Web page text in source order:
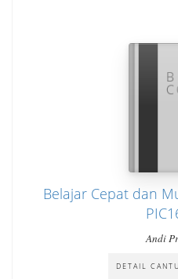
Belajar Cepat dan
Andi
DETAIL